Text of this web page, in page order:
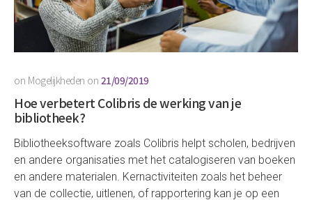
on Mogelijkheden on 21/09/2019
Hoe verbetert Colibris de werking van je
bibliotheek?
Bibliotheeksoftware zoals Colibris helpt scholen, bedrijven
en andere organisaties met het catalogiseren van boeken
en andere materialen. Kernactiviteiten zoals het beheer
van de collectie, uitlenen, of rapportering kan je op een